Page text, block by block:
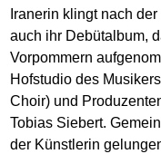
Iranerin klingt nach
auch ihr Debütalbum,
Vorpommern
Hofstudio des
Choir) und
Tobias Siebert.
der Künstlerin